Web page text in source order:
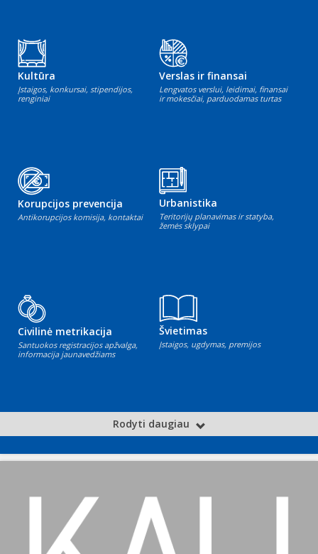
Kultūra
Įstaigos, konkursai, stipendijos,
renginiai
Verslas ir finansai
Lengvatos verslui, leidimai, finansai
ir mokesčiai, parduodamas turtas
Korupcijos prevencija
Antikorupcijos komisija, kontaktai
Urbanistika
Teritorijų planavimas ir statyba,
žemės sklypai
Civilinė metrikacija
Santuokos registracijos apžvalga,
informacija jaunavedžiams
Švietimas
Įstaigos, ugdymas, premijos
Rodyti daugiau